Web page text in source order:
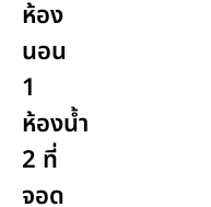
ห้อง
นอน
1
ห้องน้ำ
2 ที่
จอด